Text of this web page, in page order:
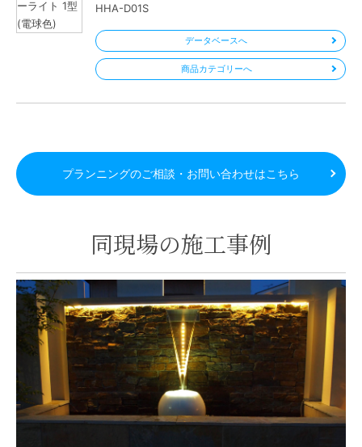
HHA-D01S
データベースへ
商品カテゴリーへ
プランニングのご相談・お問い合わせはこちら
同現場の施工事例